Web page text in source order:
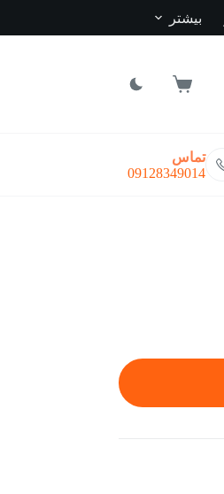
بیشتر
سبد
تماس
09128349014